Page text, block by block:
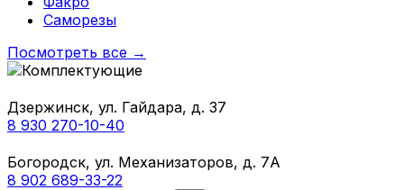
Саморезы
Посмотреть все →
Дзержинск, ул. Гайдара, д. 37
8 930 270-10-40
Богородск, ул. Механизаторов, д. 7А
8 902 689-33-22